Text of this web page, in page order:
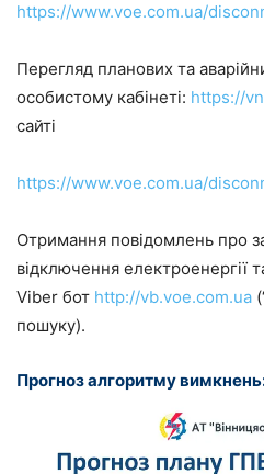
https://www.voe.com.ua/
Перегляд планових та
особистому кабінеті: https://
сайті
https://www.voe.com.ua/
Отримання повідомлень про
відключення електроенергії
Viber бот http://vb.voe.com.ua
пошуку).
Прогноз алгоритму